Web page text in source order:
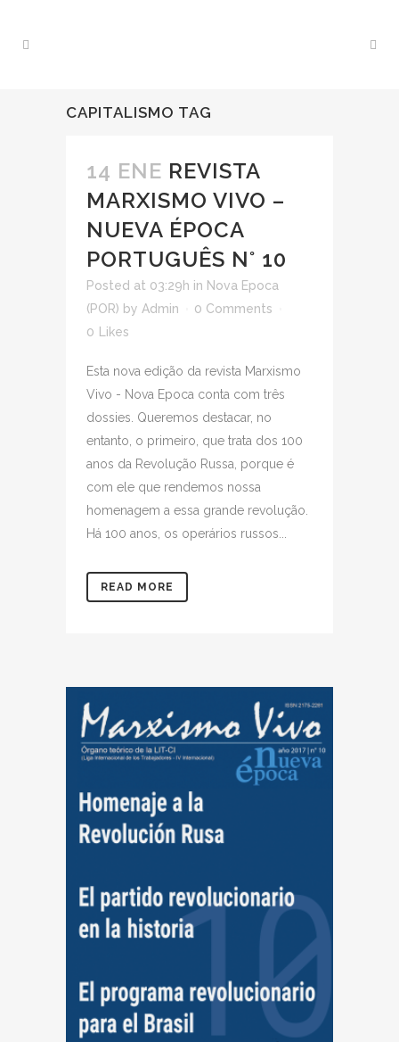
CAPITALISMO TAG
14 ENE REVISTA
MARXISMO VIVO –
NUEVA ÉPOCA
PORTUGUÊS N° 10
Posted at 03:29h in Nova Epoca
(POR) by Admin
0 Comments
0
Likes
Esta nova edição da revista Marxismo
Vivo - Nova Epoca conta com três
dossies. Queremos destacar, no
entanto, o primeiro, que trata dos 100
anos da Revolução Russa, porque é
com ele que rendemos nossa
homenagem a essa grande revolução.
Há 100 anos, os operários russos...
READ MORE